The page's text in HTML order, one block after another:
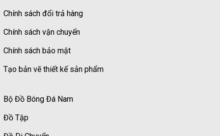
Chính sách đổi trả hàng
Chính sách vận chuyển
Chính sách bảo mật
Tạo bản vẽ thiết kế sản phẩm
Bộ Đồ Bóng Đá Nam
Đồ Tập